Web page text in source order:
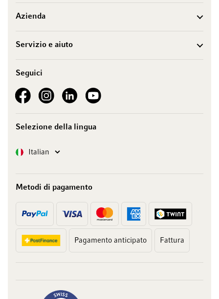
Azienda
Servizio e aiuto
Seguici
See our FacebookSee our Instagram account
See our LinkedInSee our YouTube channel
Selezione della lingua
Lingua Italian
Metodi di pagamento
Pagamento anticipato Fattura